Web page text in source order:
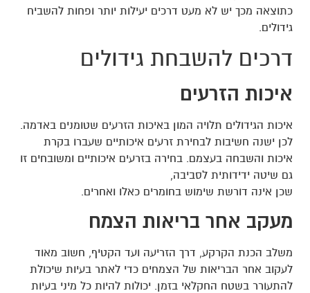
כתוצאה מכך יש לא מעט דרכים יעילות יותר ופחות להשביח
גידולים.
דרכים להשבחת גידולים
איכות הזרעים
איכות הגידולים תלויה המון באיכות הזרעים שטומנים באדמה.
לכן ישנה חשיבות לבחירת זרעים איכותיים שעברו בקרת
איכות והשבחה בעצמם. בחירה בזרעים איכותיים ומשובחים זו
גם שיטה ידידותית לסביבה,
שכן אינה דורשת שימוש בחומרים כאלו ואחרים.
מעקב אחר בריאות הצמח
משלב הכנת הקרקע, דרך הזריעה ועד הקטיף, חשוב מאוד
לעקוב אחר הבריאות של הצמחים כדי לאתר בעיות שיכולת
להתעורר בשטח החקלאי בזמן. יכולות להיות כל מיני בעיות